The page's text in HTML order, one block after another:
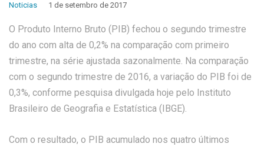
Noticias 1 de setembro de 2017
O Produto Interno Bruto (PIB) fechou o segundo trimestre
do ano com alta de 0,2% na comparação com primeiro
trimestre, na série ajustada sazonalmente. Na comparação
com o segundo trimestre de 2016, a variação do PIB foi de
0,3%, conforme pesquisa divulgada hoje pelo Instituto
Brasileiro de Geografia e Estatística (IBGE).
Com o resultado, o PIB acumulado nos quatro últimos